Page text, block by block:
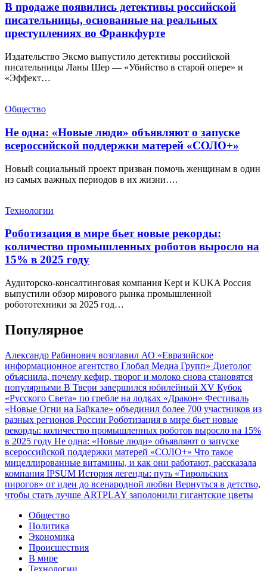
В продаже появились детективы российской
писательницы, основанные на реальных
преступлениях во Франкфурте
Издательство Эксмо выпустило детективы российской
писательницы Ланы Шер — «Убийство в старой опере» и
«Эффект…
Общество
Не одна: «Новые люди» объявляют о запуске
всероссийской поддержки матерей «СОЛО+»
Новый социальный проект призван помочь женщинам в один
из самых важных периодов в их жизни….
Технологии
Роботизация в мире бьет новые рекорды:
количество промышленных роботов выросло на
15% в 2025 году
Аудиторско-консалтинговая компания Kept и KUKA Россия
выпустили обзор мирового рынка промышленной
робототехники за 2025 год…
Популярное
Александр Рабинович возглавил АО «Евразийское
информационное агентство Глобал Медиа Групп» Диетолог
объяснила, почему кефир, творог и молоко снова становятся
популярными В Твери завершился юбилейный XV Кубок
«Русского Света» по гребле на лодках «Дракон» Фестиваль
«Новые Огни на Байкале» объединил более 700 участников из
разных регионов России Роботизация в мире бьет новые
рекорды: количество промышленных роботов выросло на 15%
в 2025 году Не одна: «Новые люди» объявляют о запуске
всероссийской поддержки матерей «СОЛО+» Что такое
мицеллированные витамины, и как они работают, рассказала
компания IPSUM История легенды: путь «Тирольских
пирогов» от идеи до всенародной любви Вернуться в детство,
чтобы стать лучше ARTPLAY заполонили гигантские цветы
Общество
Политика
Экономика
Происшествия
В мире
Технологии